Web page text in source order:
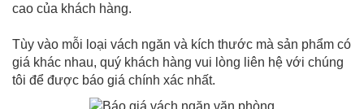
cao của khách hàng.
Tùy vào mỗi loại vách ngăn và kích thước mà sản phẩm có
giá khác nhau, quý khách hàng vui lòng liên hệ với chúng
tôi để được báo giá chính xác nhất.